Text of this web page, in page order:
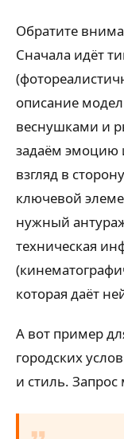
Обратите
Сначала идёт
описание
веснушками и
задаём эмоцию
взгляд в
ключевой
нужный
техническая
которая даёт
А вот пример
городских
и стиль. Запрос